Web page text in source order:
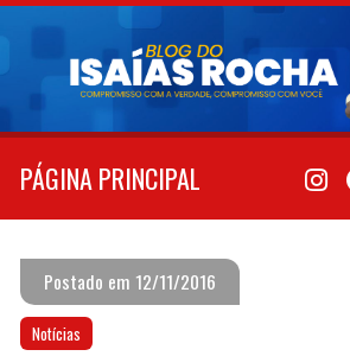
Pular
conteúdo
PÁGINA PRINCIPAL
Postado em 12/11/2016
Notícias